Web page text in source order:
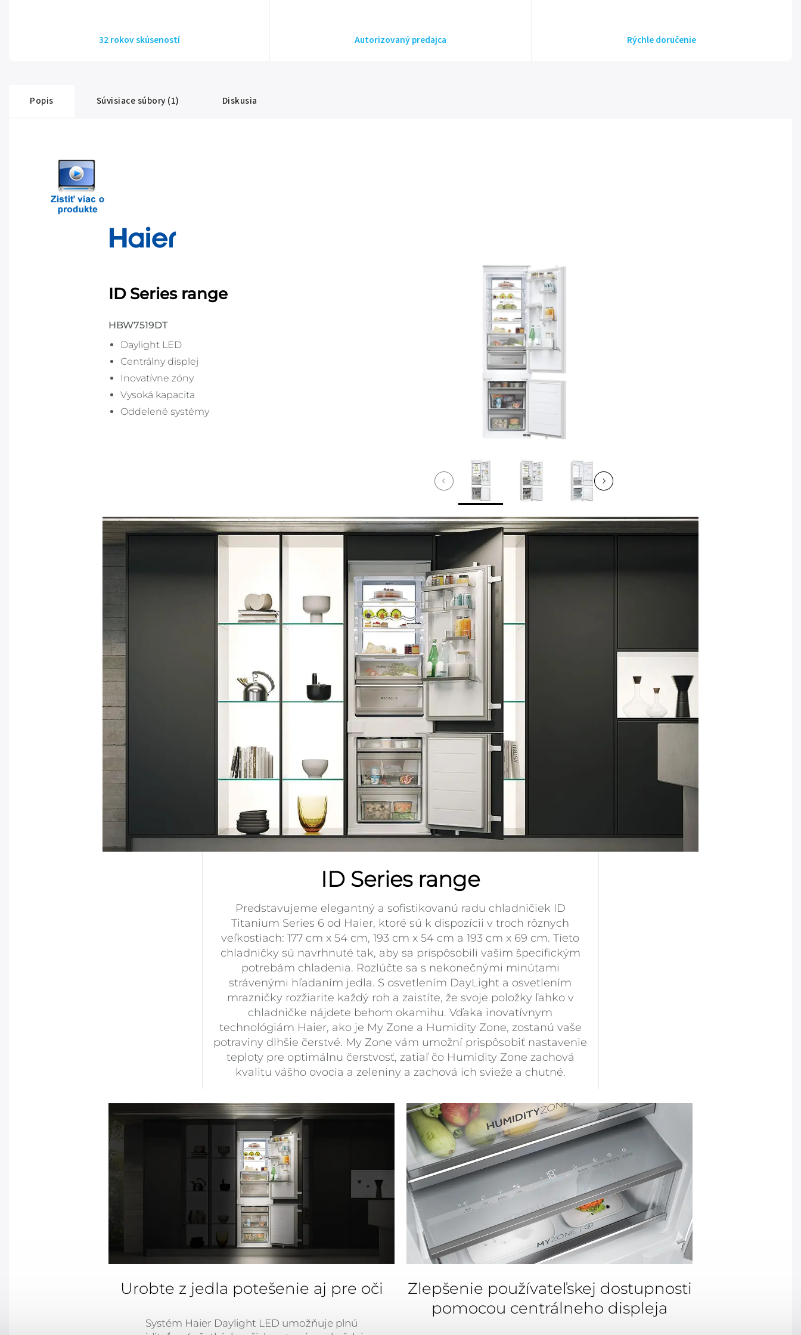
32 rokov skúseností Autorizovaný predajca Rýchle doručenie
Popis Súvisiace súbory (1) Diskusia
ID Series range
HBW7519DT
Daylight LED
Centrálny displej
Inovatívne zóny
Vysoká kapacita
Oddelené systémy
ID Series range
Predstavujeme elegantný a sofistikovanú radu chladničiek ID
Titanium Series 6 od Haier, ktoré sú k dispozícii v troch rôznych
veľkostiach: 177 cm x 54 cm, 193 cm x 54 cm a 193 cm x 69 cm. Tieto
chladničky sú navrhnuté tak, aby sa prispôsobili vašim špecifickým
potrebám chladenia. Rozlúčte sa s nekonečnými minútami
strávenými hľadaním jedla. S osvetlením DayLight a osvetlením
mrazničky rozžiarite každý roh a zaistíte, že svoje položky ľahko v
chladničke nájdete behom okamihu. Vďaka inovatívnym
technológiám Haier, ako je My Zone a Humidity Zone, zostanú vaše
potraviny dlhšie čerstvé. My Zone vám umožní prispôsobiť nastavenie
teploty pre optimálnu čerstvosť, zatiaľ čo Humidity Zone zachová
kvalitu vášho ovocia a zeleniny a zachová ich svieže a chutné.
Urobte z jedla potešenie aj pre oči
Systém Haier Daylight LED umožňuje plnú
Zlepšenie používateľskej dostupnosti
pomocou centrálneho displeja